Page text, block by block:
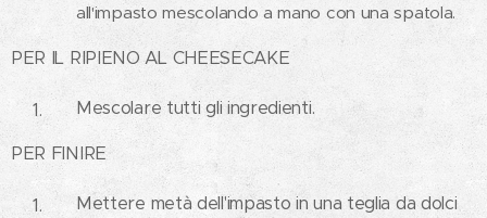
all'impasto mescolando a mano con una spatola.
PER IL RIPIENO AL CHEESECAKE
Mescolare tutti gli ingredienti.
PER FINIRE
Mettere metà dell'impasto in una teglia da dolci